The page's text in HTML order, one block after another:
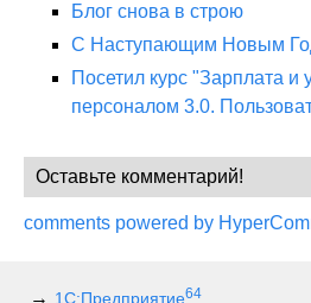
Блог снова в строю
С Наступающим Новым
Посетил курс "Зарплата и
персоналом 3.0.
Оставьте комментарий!
comments powered by
1С:Предприятие64